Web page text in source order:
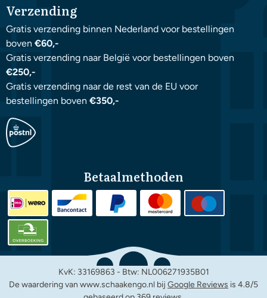
Verzending
Gratis verzending binnen Nederland voor bestellingen
boven €60,-
Gratis verzending naar België voor bestellingen boven
€250,-
Gratis verzending naar de rest van de EU voor
bestellingen boven €350,-
Betaalmethoden
KvK: 33169863 - Btw: NL006271935B01
De waardering van www.schaakengo.nl bij Google Reviews is 4.8/5